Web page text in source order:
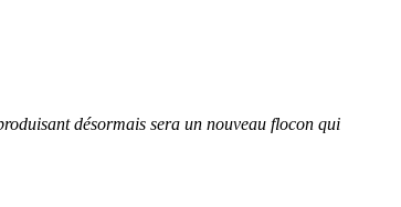
désormais sera un nouveau flocon qui